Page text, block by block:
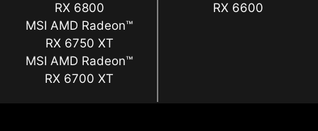
RX 6800
MSI AMD Radeon™
RX 6750 XT
MSI AMD Radeon™
RX 6700 XT
RX 6600